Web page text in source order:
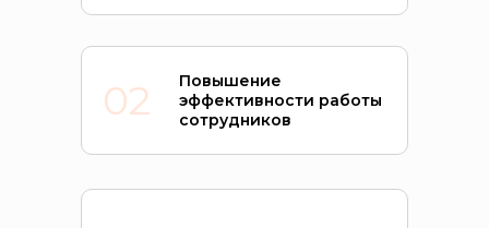
Повышение
эффективности работы
сотрудников
02